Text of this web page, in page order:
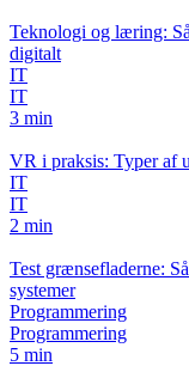
Teknologi og læring:
digitalt
IT
IT
3 min
VR i praksis: Typer af
IT
IT
2 min
Test grænsefladerne:
systemer
Programmering
Programmering
5 min